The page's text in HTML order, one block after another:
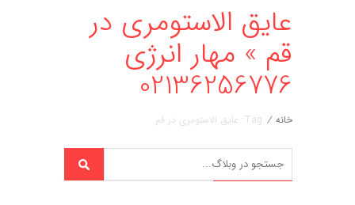
عایق الاستومری در
قم » مهار انرژی
02136256776
خانه / Tag: عایق الاستومری در قم